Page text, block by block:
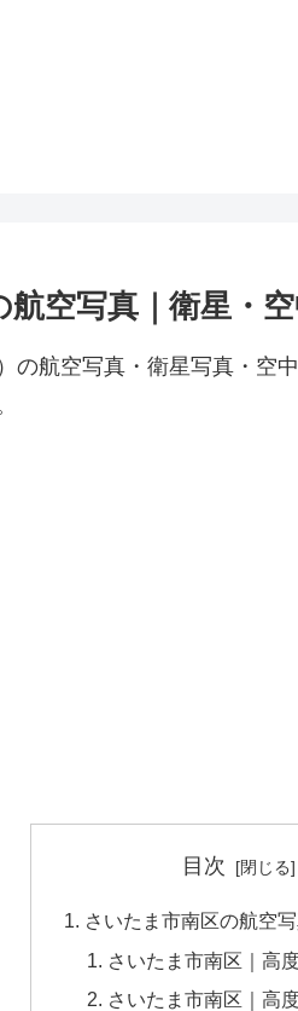
空写真｜衛星・
の航空写真・衛星写真・空
目次
さいたま市南区の航空
さいたま市南区｜高
さいたま市南区｜高